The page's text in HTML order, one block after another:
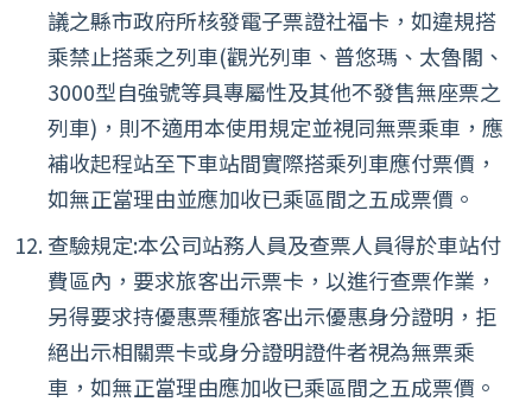
議之縣市政府所核發電子票證社福卡，如違規搭
乘禁止搭乘之列車(觀光列車、普悠瑪、太魯閣、
3000型自強號等具專屬性及其他不發售無座票之
列車)，則不適用本使用規定並視同無票乘車，應
補收起程站至下車站間實際搭乘列車應付票價，
如無正當理由並應加收已乘區間之五成票價。
查驗規定:本公司站務人員及查票人員得於車站付
費區內，要求旅客出示票卡，以進行查票作業，
另得要求持優惠票種旅客出示優惠身分證明，拒
絕出示相關票卡或身分證明證件者視為無票乘
車，如無正當理由應加收已乘區間之五成票價。